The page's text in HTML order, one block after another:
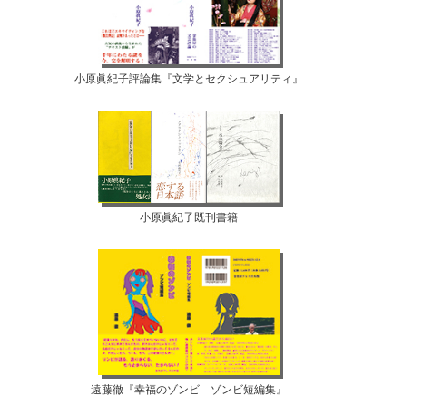
小原眞紀子評論集『文学とセクシュアリティ』
小原眞紀子既刊書籍
遠藤徹『幸福のゾンビ ゾンビ短編集』